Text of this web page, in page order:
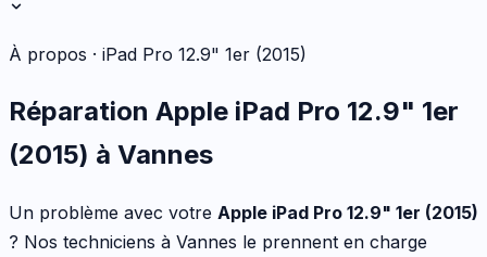
À propos · iPad Pro 12.9" 1er (2015)
Réparation Apple iPad Pro 12.9" 1er
(2015) à Vannes
Un problème avec votre Apple iPad Pro 12.9" 1er (2015)
? Nos techniciens à Vannes le prennent en charge